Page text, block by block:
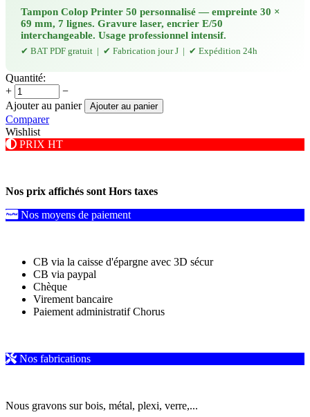
Tampon Colop Printer 50 personnalisé — empreinte 30 ×
69 mm, 7 lignes. Gravure laser, encrier E/50
interchangeable. Usage professionnel intensif.
✔ BAT PDF gratuit | ✔ Fabrication jour J | ✔ Expédition 24h
Quantité:
+
−
Ajouter au panier
Ajouter au panier
Comparer
Wishlist
PRIX HT
Nos prix affichés sont Hors taxes
Nos moyens de paiement
CB via la caisse d'épargne avec 3D sécur
CB via paypal
Chèque
Virement bancaire
Paiement administratif Chorus
Nos fabrications
Nous gravons sur bois, métal, plexi, verre,...